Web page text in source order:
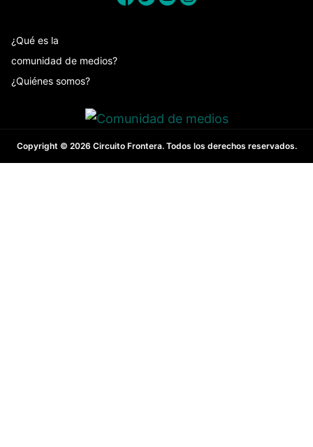
¿Qué es la
comunidad de medios?
¿Quiénes somos?
Copyright © 2026 Circuito Frontera. Todos los derechos reservados.